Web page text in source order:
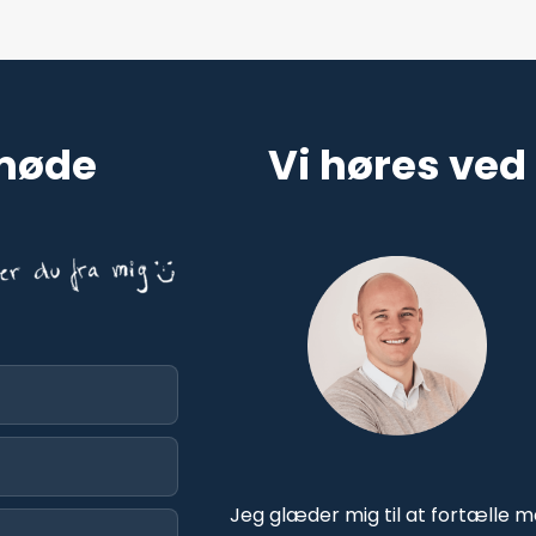
Vi høres ved
Jeg glæder mig til at fortælle